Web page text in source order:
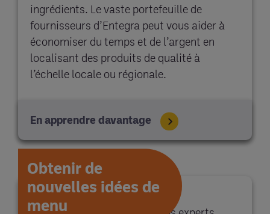
ingrédients. Le vaste portefeuille de
fournisseurs d’Entegra peut vous aider à
économiser du temps et de l’argent en
localisant des produits de qualité à
l’échelle locale ou régionale.
En apprendre davantage
Obtenir de
nouvelles idées de
menu